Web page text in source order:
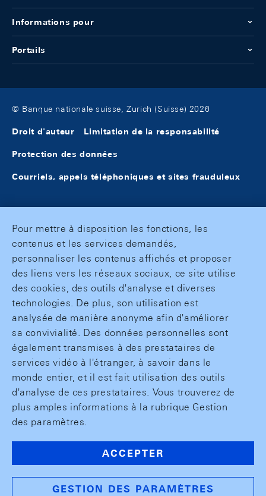
Informations pour
Portails
© Banque nationale suisse, Zurich (Suisse) 2026
Droit d'auteur Limitation de la responsabilité
Protection des données
Courriels, appels téléphoniques et sites frauduleux
Pour mettre à disposition les fonctions, les
contenus et les services demandés,
personnaliser les contenus affichés et proposer
des liens vers les réseaux sociaux, ce site utilise
des cookies, des outils d'analyse et diverses
technologies. De plus, son utilisation est
analysée de manière anonyme afin d'améliorer
sa convivialité. Des données personnelles sont
également transmises à des prestataires de
services vidéo à l'étranger, à savoir dans le
monde entier, et il est fait utilisation des outils
d'analyse de ces prestataires. Vous trouverez de
plus amples informations à la rubrique Gestion
des paramètres.
ACCEPTER
GESTION DES PARAMÈTRES